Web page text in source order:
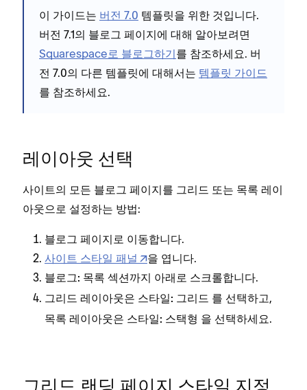
이 가이드는 버전 7.0 템플릿을 위한 것입니다.
버전 7.1의 블로그 페이지에 대해 알아보려면
Squarespace로 블로그하기를 참조하세요. 버
전 7.0의 다른 템플릿에 대해서는 템플릿 가이드
를 참조하세요.
레이아웃 선택
사이트의 모든 블로그 페이지를 그리드 또는 목록 레이
아웃으로 설정하는 방법:
블로그 페이지로 이동합니다.
사이트 스타일 패널
을 엽니다.
블로그: 목록 섹션까지 아래로 스크롤합니다.
그리드 레이아웃은 스타일: 그리드 를 선택하고,
목록 레이아웃은 스타일: 스택형 을 선택하세요.